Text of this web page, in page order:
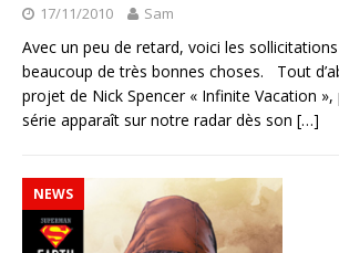
17/11/2010 Sam
Avec un peu de retard, voici les
beaucoup de très bonnes choses. Tout
projet de Nick Spencer « Infinite Vacation
série apparaît sur notre radar dès son […]
NEWS